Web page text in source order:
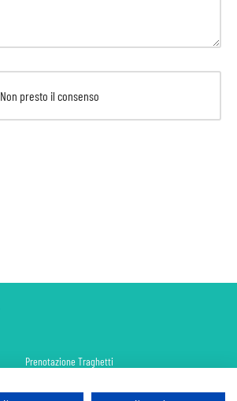
Non presto il consenso
Prenotazione Traghetti